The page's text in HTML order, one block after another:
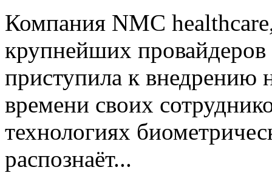
Компания NMC
крупнейших
приступила к внедрению
времени своих
технологиях
распознаёт...